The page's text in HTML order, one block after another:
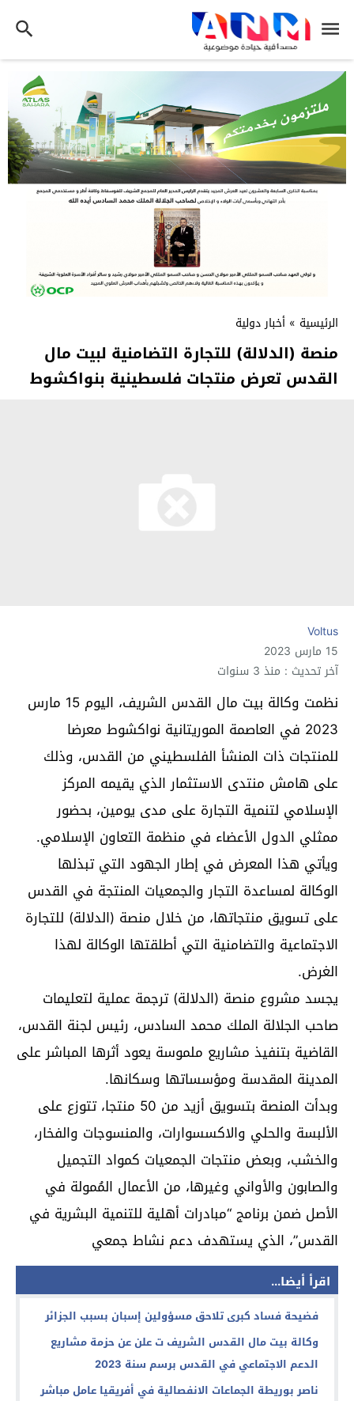
الرئيسية » أخبار دولية
منصة (الدلالة) للتجارة التضامنية لبيت مال
القدس تعرض منتجات فلسطينية بنواكشوط
Voltus
15 مارس 2023
آخر تحديث : منذ 3 سنوات
نظمت وكالة بيت مال القدس الشريف، اليوم 15 مارس
2023 في العاصمة الموريتانية نواكشوط معرضا
للمنتجات ذات المنشأ الفلسطيني من القدس، وذلك
على هامش منتدى الاستثمار الذي يقيمه المركز
الإسلامي لتنمية التجارة على مدى يومين، بحضور
ممثلي الدول الأعضاء في منظمة التعاون الإسلامي.
ويأتي هذا المعرض في إطار الجهود التي تبذلها
الوكالة لمساعدة التجار والجمعيات المنتجة في القدس
على تسويق منتجاتها، من خلال منصة (الدلالة) للتجارة
الاجتماعية والتضامنية التي أطلقتها الوكالة لهذا
الغرض.
يجسد مشروع منصة (الدلالة) ترجمة عملية لتعليمات
صاحب الجلالة الملك محمد السادس، رئيس لجنة القدس،
القاضية بتنفيذ مشاريع ملموسة يعود أثرها المباشر على
المدينة المقدسة ومؤسساتها وسكانها.
وبدأت المنصة بتسويق أزيد من 50 منتجا، تتوزع على
الألبسة والحلي والاكسسوارات، والمنسوجات والفخار،
والخشب، وبعض منتجات الجمعيات كمواد التجميل
والصابون والأواني وغيرها، من الأعمال المُمولة في
الأصل ضمن برنامج “مبادرات أهلية للتنمية البشرية في
القدس”، الذي يستهدف دعم نشاط جمعي
اقرأ أيضا...
فضيحة فساد كبرى تلاحق مسؤولين إسبان بسبب الجزائر
وكالة بيت مال القدس الشريف ت علن عن حزمة مشاريع
الدعم الاجتماعي في القدس برسم سنة 2023
ناصر بوريطة الجماعات الانفصالية في أفريقيا عامل مباشر